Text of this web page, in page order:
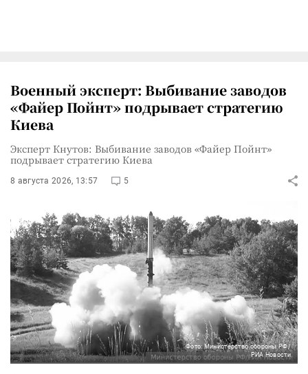
Военный эксперт: Выбивание заводов
«Файер Пойнт» подрывает стратегию
Киева
Эксперт Кнутов: Выбивание заводов «Файер Пойнт»
подрывает стратегию Киева
8 августа 2026, 13:57 5
Фото: Министерство обороны РФ/
РИА Новости